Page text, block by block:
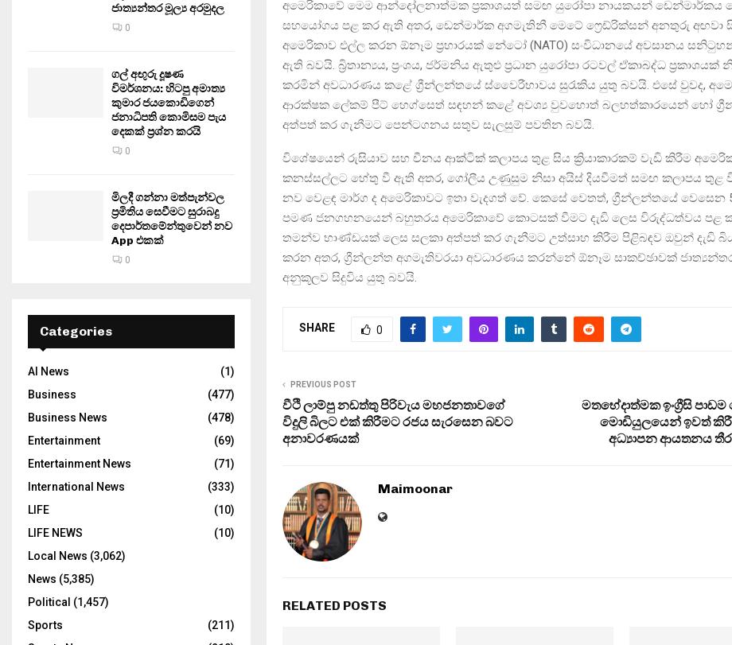
අමෙරිකාවේ මෙම ආන්දෝලනාත්මක ප්‍රකාශයත් සමඟ යුරෝපා නායකයන් ඩෙන්මාර්කය
සහයෝගය පළ කර ඇති අතර, ඩෙන්මාර්ක අගමැතිනී මෙටේ ෆ්‍රෙඩ්රික්සන් අනතුරු අඟවා
අමෙරිකාව එල්ල කරන ඕනෑම ප්‍රහාරයක් නේටෝ (NATO) සංවිධානයේ අවසානය
ඇති බවයි. බ්‍රිතාන්‍යය, ප්‍රංශය, ජර්මනිය ඇතුළු ප්‍රධාන යුරෝපා රටවල් ඒකාබද්ධ ප්‍රකාශයක්
කරමින් අවධාරණය කළේ ග්‍රීන්ලන්තයේ ස්වෛරීභාවය සුරැකිය යුතු බවයි. එසේ වුවද,
ආරක්ෂක ලේකම් පීට් හෙග්සෙත් සඳහන් කළේ අවශ්‍ය වුවහොත් බලහත්කාරයෙන් හෝ
අත්පත් කර ගැනීමට පෙන්ටගනය සතුව සැලසුම් පවතින බවයි.
විශේෂයෙන් රුසියාව සහ චීනය ආක්ටික් කලාපය තුළ සිය ක්‍රියාකාරකම් වැඩි කිරීම
කනස්සල්ලට හේතු වී ඇති අතර, ගෝලීය උණුසුම නිසා අයිස් දියවීමත් සමඟ කලාපය තුළ
නව වෙළඳ මාර්ග ද අමෙරිකාවට ඉතා වැදගත් වේ. කෙසේ වෙතත්, ග්‍රීන්ලන්තයේ වෙසෙන
පමණ ජනගහනයෙන් බහුතරය අමෙරිකාවේ කොටසක් වීමට දැඩි ලෙස විරුද්ධත්වය පළ
තමන්ව භාණ්ඩයක් ලෙස සලකා අත්පත් කර ගැනීමට උත්සාහ කිරීම පිළිබඳව ඔවුන් දැඩි
කරන අතර, ග්‍රීන්ලන්ත අගමැතිවරයා අවධාරණය කරන්නේ ඕනෑම සාකච්ඡාවක්
අනුකූලව සිදුවිය යුතු බවයි.
SHARE 0
PREVIOUS POST
වීථි ලාම්පු නඩත්තු පිරිවැය මහජනතාවගේ
විදුලි බිලට එක් කිරීමට රජය සැරසෙන බවට
අනාවරණයක්
මතභේදාත්මක ඉංග්‍රීසි
මොඩියුලයෙන් ඉවත්
අධ්‍යාපන ආයතනය
Maimoonar
RELATED POSTS
ජාත්‍යන්තර මූල්‍ය අරමුදල
0
ගල් අඟුරු දූෂණ
විමර්ශනය: හිටපු අමාත්‍ය
කුමාර ජයකොඩිගෙන්
ජනාධිපති කොමිසම පැය
දෙකක් ප්‍රශ්න කරයි
0
මිලදී ගන්නා මත්පැන්වල
ප්‍රමිතිය සෙවීමට සුරාබදු
දෙපාර්තමේන්තුවෙන් නව
App එකක්
0
Categories
AI News
(1)
Business
(477)
Business News
(478)
Entertainment
(69)
Entertainment News
(71)
International News
(333)
LIFE
(10)
LIFE NEWS
(10)
Local News (3,062)
News (5,385)
Political (1,457)
Sports
(211)